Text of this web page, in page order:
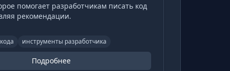
помогает разработчикам писать код
рекомендации.
инструменты разработчика
Подробнее